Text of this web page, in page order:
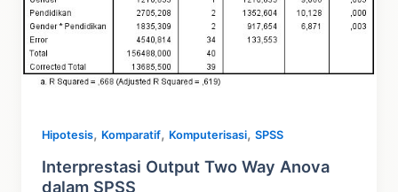
Hipotesis, Komparatif, Komputerisasi,SPSS
Interprestasi Output Two Way Anova
dalam SPSS